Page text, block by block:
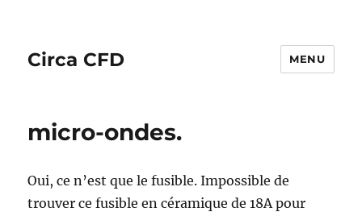
Circa CFD MENU
micro-ondes.
Oui, ce n’est que le fusible. Impossible de
trouver ce fusible en céramique de 18A pour